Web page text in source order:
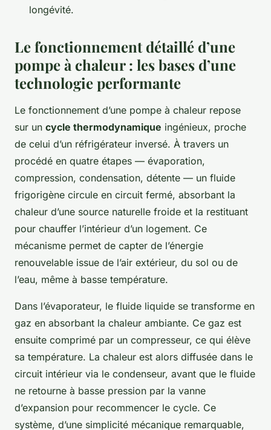
longévité.
Le fonctionnement détaillé d’une
pompe à chaleur : les bases d’une
technologie performante
Le fonctionnement d’une pompe à chaleur repose
sur un cycle thermodynamique ingénieux, proche
de celui d’un réfrigérateur inversé. À travers un
procédé en quatre étapes — évaporation,
compression, condensation, détente — un fluide
frigorigène circule en circuit fermé, absorbant la
chaleur d’une source naturelle froide et la restituant
pour chauffer l’intérieur d’un logement. Ce
mécanisme permet de capter de l’énergie
renouvelable issue de l’air extérieur, du sol ou de
l’eau, même à basse température.
Dans l’évaporateur, le fluide liquide se transforme en
gaz en absorbant la chaleur ambiante. Ce gaz est
ensuite comprimé par un compresseur, ce qui élève
sa température. La chaleur est alors diffusée dans le
circuit intérieur via le condenseur, avant que le fluide
ne retourne à basse pression par la vanne
d’expansion pour recommencer le cycle. Ce
système, d’une simplicité mécanique remarquable,